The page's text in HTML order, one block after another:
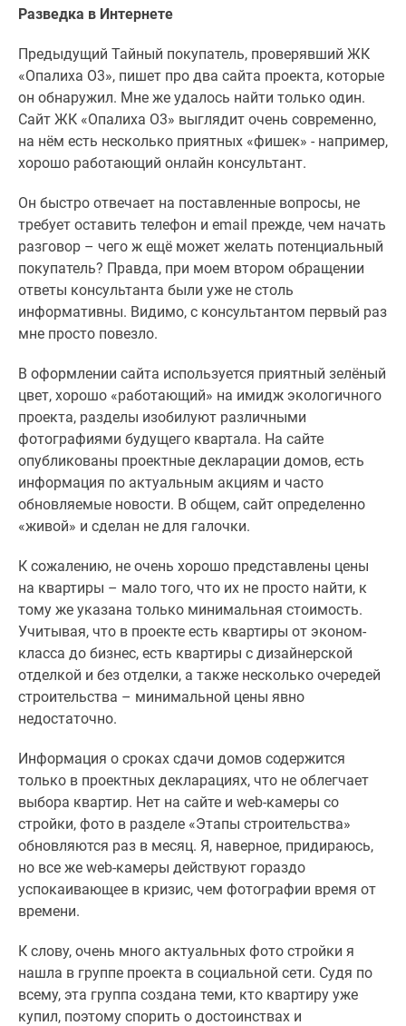
Разведка в Интернете
Предыдущий Тайный покупатель, проверявший ЖК
«Опалиха О3», пишет про два сайта проекта, которые
он обнаружил. Мне же удалось найти только один.
Сайт ЖК «Опалиха О3» выглядит очень современно,
на нём есть несколько приятных «фишек» - например,
хорошо работающий онлайн консультант.
Он быстро отвечает на поставленные вопросы, не
требует оставить телефон и email прежде, чем начать
разговор – чего ж ещё может желать потенциальный
покупатель? Правда, при моем втором обращении
ответы консультанта были уже не столь
информативны. Видимо, с консультантом первый раз
мне просто повезло.
В оформлении сайта используется приятный зелёный
цвет, хорошо «работающий» на имидж экологичного
проекта, разделы изобилуют различными
фотографиями будущего квартала. На сайте
опубликованы проектные декларации домов, есть
информация по актуальным акциям и часто
обновляемые новости. В общем, сайт определенно
«живой» и сделан не для галочки.
К сожалению, не очень хорошо представлены цены
на квартиры – мало того, что их не просто найти, к
тому же указана только минимальная стоимость.
Учитывая, что в проекте есть квартиры от эконом-
класса до бизнес, есть квартиры с дизайнерской
отделкой и без отделки, а также несколько очередей
строительства – минимальной цены явно
недостаточно.
Информация о сроках сдачи домов содержится
только в проектных декларациях, что не облегчает
выбора квартир. Нет на сайте и web-камеры со
стройки, фото в разделе «Этапы строительства»
обновляются раз в месяц. Я, наверное, придираюсь,
но все же web-камеры действуют гораздо
успокаивающее в кризис, чем фотографии время от
времени.
К слову, очень много актуальных фото стройки я
нашла в группе проекта в социальной сети. Судя по
всему, эта группа создана теми, кто квартиру уже
купил, поэтому спорить о достоинствах и